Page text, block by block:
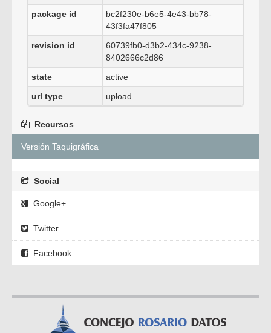
package id
bc2f230e-b6e5-4e43-bb78-
43f3fa47f805
revision id
60739fb0-d3b2-434c-9238-
8402666c2d86
state
active
url type
upload
Recursos
Versión Taquigráfica
Social
Google+
Twitter
Facebook